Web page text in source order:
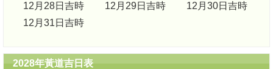
12月28日吉時
12月29日吉時
12月30日吉時
12月31日吉時
2028年黃道吉日表